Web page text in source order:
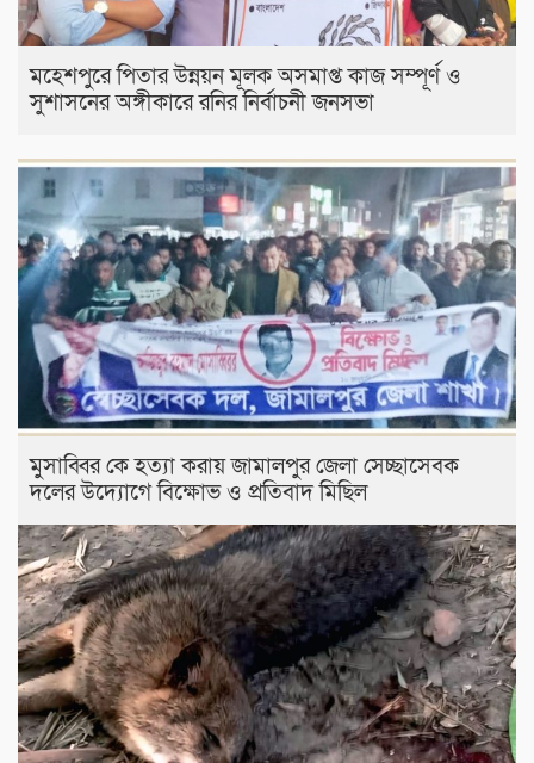
মহেশপুরে পিতার উন্নয়ন মূলক অসমাপ্ত কাজ সম্পূর্ণ ও
সুশাসনের অঙ্গীকারে রনির নির্বাচনী জনসভা
মুসাব্বির কে হত্যা করায় জামালপুর জেলা সেচ্ছাসেবক
দলের উদ্যোগে বিক্ষোভ ও প্রতিবাদ মিছিল